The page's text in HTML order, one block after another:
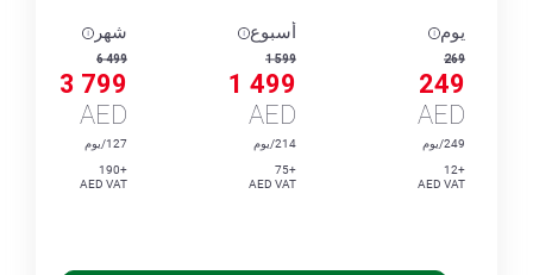
يوم
269
249
AED
249/يوم
+12
AED VAT
أسبوع
1 599
1 499
AED
214/يوم
+75
AED VAT
شهر
6 499
3 799
AED
127/يوم
+190
AED VAT